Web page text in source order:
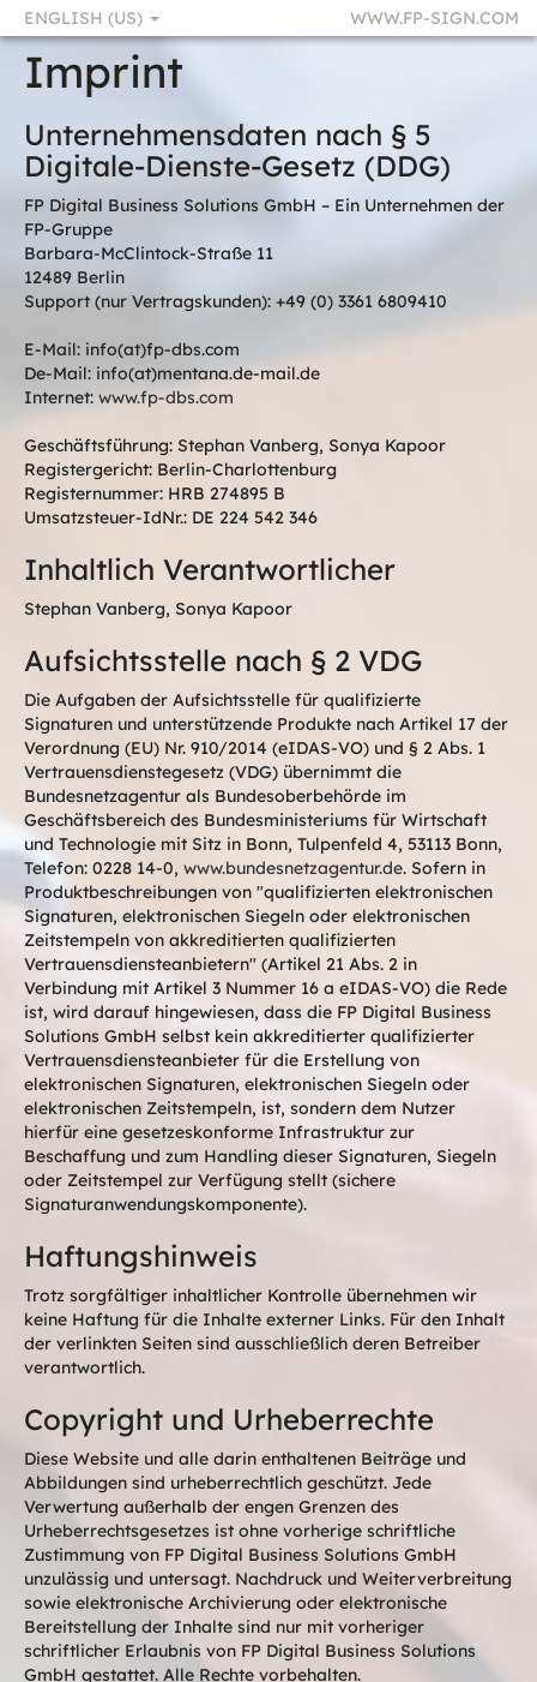
ENGLISH (US) WWW.FP-SIGN.COM
Imprint
Unternehmensdaten nach § 5
Digitale-Dienste-Gesetz (DDG)
FP Digital Business Solutions GmbH – Ein Unternehmen der
FP-Gruppe
Barbara-McClintock-Straße 11
12489 Berlin
Support (nur Vertragskunden): +49 (0) 3361 6809410
E-Mail: info(at)fp-dbs.com
De-Mail: info(at)mentana.de-mail.de
Internet: www.fp-dbs.com
Geschäftsführung: Stephan Vanberg, Sonya Kapoor
Registergericht: Berlin-Charlottenburg
Registernummer: HRB 274895 B
Umsatzsteuer-IdNr.: DE 224 542 346
Inhaltlich Verantwortlicher
Stephan Vanberg, Sonya Kapoor
Aufsichtsstelle nach § 2 VDG
Die Aufgaben der Aufsichtsstelle für qualifizierte
Signaturen und unterstützende Produkte nach Artikel 17 der
Verordnung (EU) Nr. 910/2014 (eIDAS-VO) und § 2 Abs. 1
Vertrauensdienstegesetz (VDG) übernimmt die
Bundesnetzagentur als Bundesoberbehörde im
Geschäftsbereich des Bundesministeriums für Wirtschaft
und Technologie mit Sitz in Bonn, Tulpenfeld 4, 53113 Bonn,
Telefon: 0228 14-0, www.bundesnetzagentur.de. Sofern in
Produktbeschreibungen von "qualifizierten elektronischen
Signaturen, elektronischen Siegeln oder elektronischen
Zeitstempeln von akkreditierten qualifizierten
Vertrauensdiensteanbietern" (Artikel 21 Abs. 2 in
Verbindung mit Artikel 3 Nummer 16 a eIDAS-VO) die Rede
ist, wird darauf hingewiesen, dass die FP Digital Business
Solutions GmbH selbst kein akkreditierter qualifizierter
Vertrauensdiensteanbieter für die Erstellung von
elektronischen Signaturen, elektronischen Siegeln oder
elektronischen Zeitstempeln, ist, sondern dem Nutzer
hierfür eine gesetzeskonforme Infrastruktur zur
Beschaffung und zum Handling dieser Signaturen, Siegeln
oder Zeitstempel zur Verfügung stellt (sichere
Signaturanwendungskomponente).
Haftungshinweis
Trotz sorgfältiger inhaltlicher Kontrolle übernehmen wir
keine Haftung für die Inhalte externer Links. Für den Inhalt
der verlinkten Seiten sind ausschließlich deren Betreiber
verantwortlich.
Copyright und Urheberrechte
Diese Website und alle darin enthaltenen Beiträge und
Abbildungen sind urheberrechtlich geschützt. Jede
Verwertung außerhalb der engen Grenzen des
Urheberrechtsgesetzes ist ohne vorherige schriftliche
Zustimmung von FP Digital Business Solutions GmbH
unzulässig und untersagt. Nachdruck und Weiterverbreitung
sowie elektronische Archivierung oder elektronische
Bereitstellung der Inhalte sind nur mit vorheriger
schriftlicher Erlaubnis von FP Digital Business Solutions
GmbH gestattet. Alle Rechte vorbehalten.